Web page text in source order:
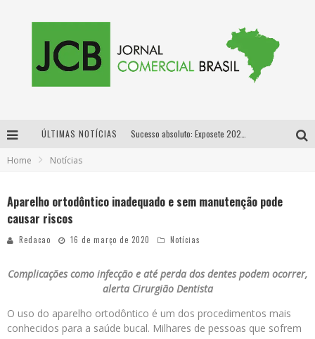
ÚLTIMAS NOTÍCIAS
Home Notícias
Aparelho ortodôntico inadequado e sem manutenção pode
causar riscos
Redacao 16 de março de 2020 Notícias
Complicações como infecção e até perda dos dentes podem ocorrer,
alerta Cirurgião Dentista
O uso do aparelho ortodôntico é um dos procedimentos mais
conhecidos para a saúde bucal. Milhares de pessoas que sofrem